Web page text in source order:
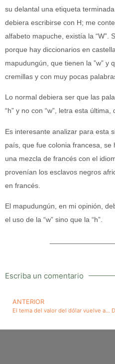
su delantal una etiqueta
debiera escribirse con H; me
alfabeto mapuche, existía la “W”.
porque hay diccionarios en
mapudungún, que tienen la ”w” y
cremillas y con muy pocas
Lo normal debiera ser que las
“h” y no con “w”, letra esta
Es interesante analizar para esta
país, que fue colonia francesa, se
una mezcla de francés con el
provenían los esclavos negros
en francés.
El mapudungún, en mi opinión,
el uso de la “w” sino que la “h”.
Escriba un comentario
ANTERIOR
El tema del valor del dólar vuelve a tener actualidad